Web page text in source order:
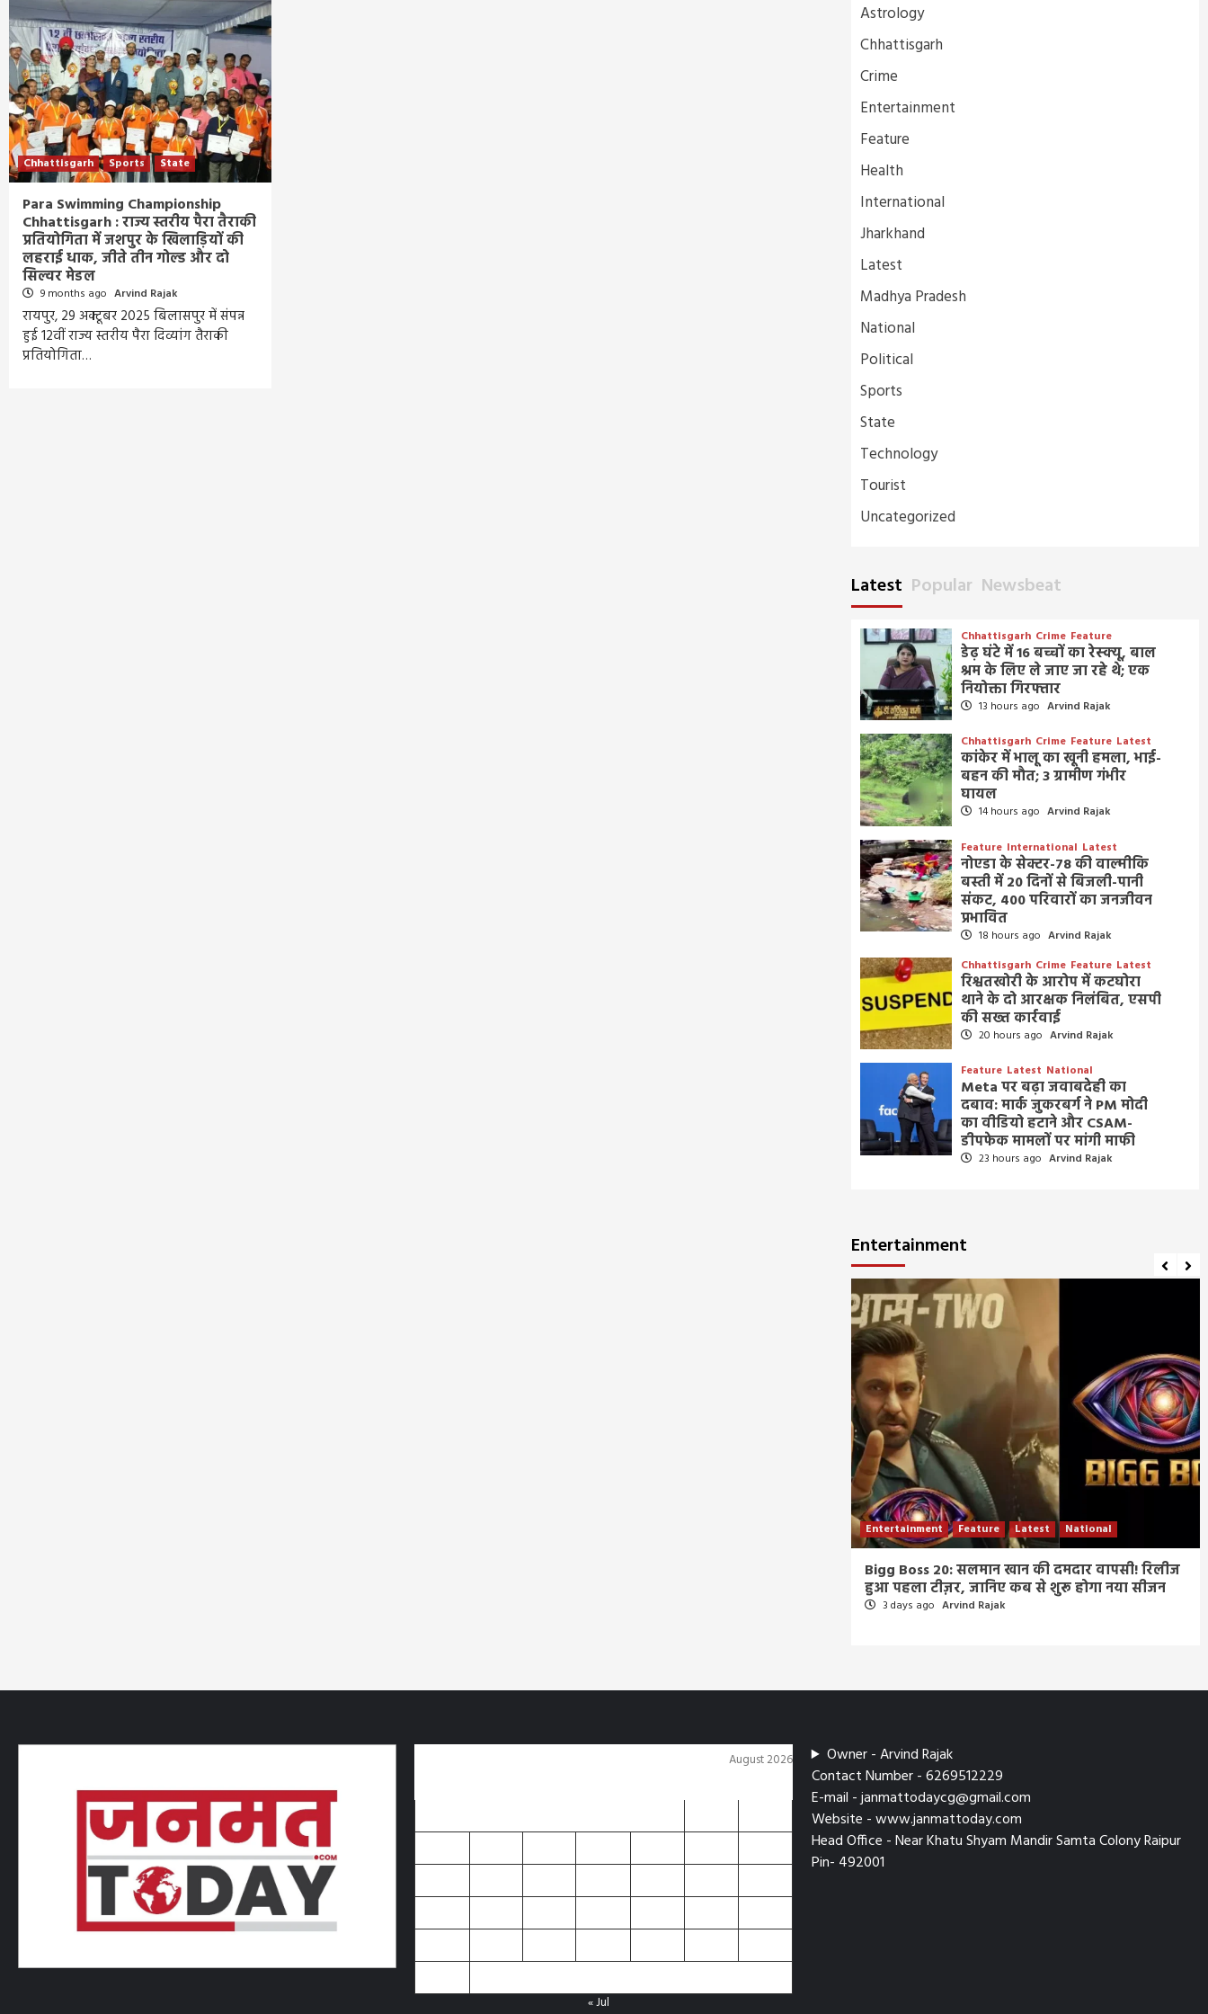
Chhattisgarh Sports State
Para Swimming Championship
Chhattisgarh : राज्य स्तरीय पैरा तैराकी
प्रतियोगिता में जशपुर के खिलाड़ियों की
लहराई धाक, जीते तीन गोल्ड और दो
सिल्वर मेडल
9 months ago Arvind Rajak
रायपुर, 29 अक्टूबर 2025 बिलासपुर में संपन्न
हुई 12वीं राज्य स्तरीय पैरा दिव्यांग तैराकी
प्रतियोगिता…
Astrology
Chhattisgarh
Crime
Entertainment
Feature
Health
International
Jharkhand
Latest
Madhya Pradesh
National
Political
Sports
State
Technology
Tourist
Uncategorized
Latest Popular Newsbeat
Chhattisgarh Crime Feature
डेढ़ घंटे में 16 बच्चों का रेस्क्यू, बाल
श्रम के लिए ले जाए जा रहे थे; एक
नियोक्ता गिरफ्तार
13 hours ago Arvind Rajak
Chhattisgarh Crime Feature Latest
कांकेर में भालू का खूनी हमला, भाई-
बहन की मौत; 3 ग्रामीण गंभीर
घायल
14 hours ago Arvind Rajak
Feature International Latest
नोएडा के सेक्टर-78 की वाल्मीकि
बस्ती में 20 दिनों से बिजली-पानी
संकट, 400 परिवारों का जनजीवन
प्रभावित
18 hours ago Arvind Rajak
Chhattisgarh Crime Feature Latest
रिश्वतखोरी के आरोप में कटघोरा
थाने के दो आरक्षक निलंबित, एसपी
की सख्त कार्रवाई
20 hours ago Arvind Rajak
Feature Latest National
Meta पर बढ़ा जवाबदेही का
दबाव: मार्क जुकरबर्ग ने PM मोदी
का वीडियो हटाने और CSAM-
डीपफेक मामलों पर मांगी माफी
23 hours ago Arvind Rajak
Entertainment
Entertainment Feature Latest National
Bigg Boss 20: सलमान खान की दमदार वापसी! रिलीज
हुआ पहला टीज़र, जानिए कब से शुरू होगा नया सीजन
3 days ago Arvind Rajak
August 2026
« Jul
Owner - Arvind Rajak
Contact Number - 6269512229
E-mail - janmattodaycg@gmail.com
Website - www.janmattoday.com
Head Office - Near Khatu Shyam Mandir Samta Colony Raipur
Pin- 492001